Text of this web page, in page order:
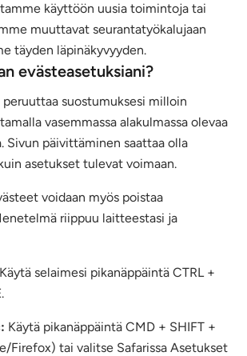
käyttöön uusia toimintoja tai
muuttavat seurantatyökalujaan
täyden läpinäkyvyyden.
evästeasetuksiani?
suostumuksesi milloin
vasemmassa alakulmassa olevaa
Sivun päivittäminen saattaa olla
asetukset tulevat voimaan.
voidaan myös poistaa
riippuu laitteestasi ja
Käytä selaimesi pikanäppäintä CTRL +
Käytä pikanäppäintä CMD + SHIFT +
Firefox) tai valitse Safarissa Asetukset